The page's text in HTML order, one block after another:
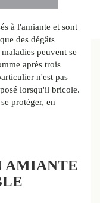
à l'amiante et sont
des dégâts
peuvent se
après trois
n'est pas
lorsqu'il bricole.
protéger, en
AMIANTE